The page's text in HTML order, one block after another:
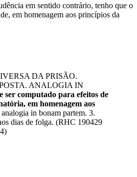
em sentido contrário, tenho que o
em homenagem aos princípios da
DA PRISÃO.
ANALOGIA IN
computado para efeitos de
em homenagem aos
in bonam partem. 3.
dias de folga. (RHC 190429